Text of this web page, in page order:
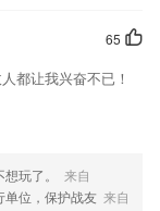
,您适合做什么难度
习,指引你不断提高
,在给孩子讲解唐诗
.这比单纯地讲历
65
都让我兴奋不已！
玩了。
来自
单位，保护战友 来自